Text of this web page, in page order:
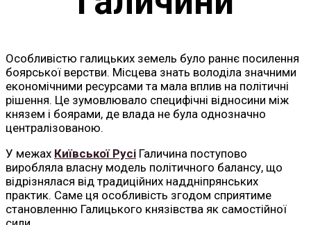
Особливістю галицьких земель було раннє посилення
боярської верстви. Місцева знать володіла значними
економічними ресурсами та мала вплив на політичні
рішення. Це зумовлювало специфічні відносини між
князем і боярами, де влада не була однозначно
централізованою.
У межах Київської Русі Галичина поступово
виробляла власну модель політичного балансу, що
відрізнялася від традиційних наддніпрянських
практик. Саме ця особливість згодом сприятиме
становленню Галицького князівства як самостійної